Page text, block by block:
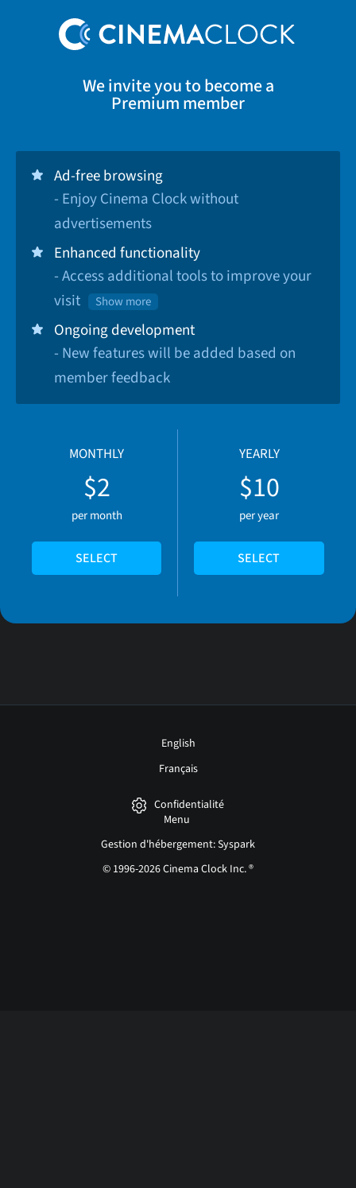
We invite you to become a
Premium member
Ad-free browsing
- Enjoy Cinema Clock without
advertisements
Enhanced functionality
- Access additional tools to improve your
visit
Show more
Ongoing development
- New features will be added based on
member feedback
MONTHLY
$2
per month
SELECT
YEARLY
$10
per year
SELECT
English
Français
Confidentialité
Menu
Gestion d'hébergement: Syspark
© 1996-2026 Cinema Clock Inc. ®